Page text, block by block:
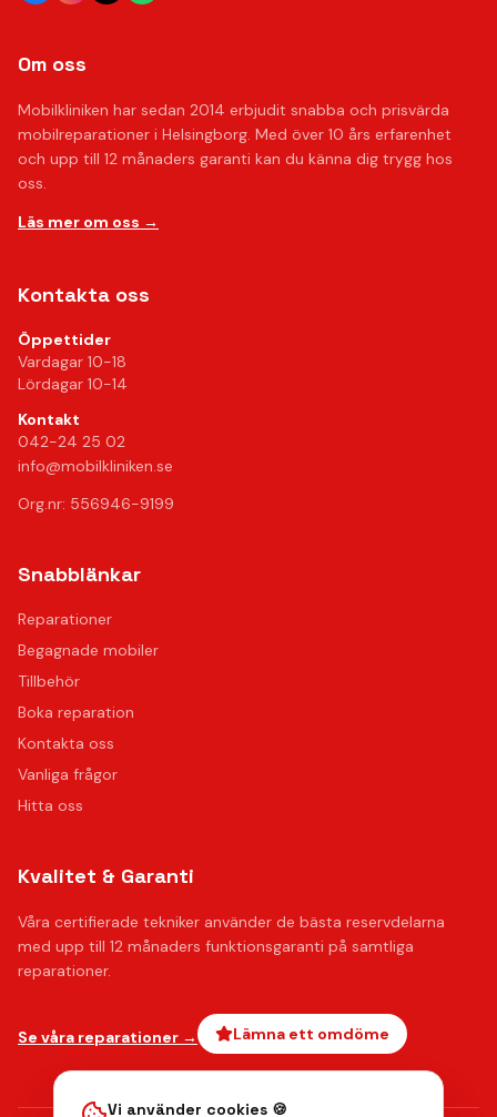
Om oss
Mobilkliniken har sedan 2014 erbjudit snabba och prisvärda
mobilreparationer i Helsingborg. Med över 10 års erfarenhet
och upp till 12 månaders garanti kan du känna dig trygg hos
oss.
Läs mer om oss →
Kontakta oss
Öppettider
Vardagar 10-18
Lördagar 10-14
Kontakt
042-24 25 02
info@mobilkliniken.se
Org.nr: 556946-9199
Snabblänkar
Reparationer
Begagnade mobiler
Tillbehör
Boka reparation
Kontakta oss
Vanliga frågor
Hitta oss
Kvalitet & Garanti
Våra certifierade tekniker använder de bästa reservdelarna
med upp till 12 månaders funktionsgaranti på samtliga
reparationer.
Se våra reparationer → Lämna ett omdöme
Vi använder cookies 🍪